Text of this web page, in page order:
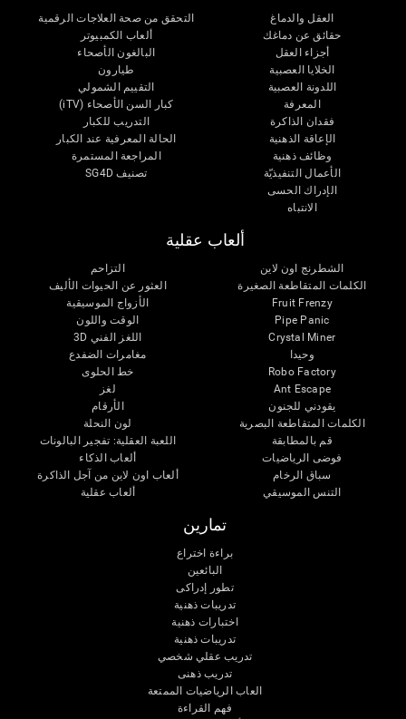
العقل والدماغ
حقائق عن دماغك
أجزاء العقل
الخلايا العصبية
اللدونة العصبية
المعرفة
فقدان الذاكرة
الإعاقة الذهنية
وظائف ذهنية
الأعمال التنفيذيّة
الإدراك الحسى
الانتباه
التحقق من صحة العلاجات الرقمية
ألعاب الكمبيوتر
البالغون الأصحاء
طيارون
التقييم الشمولي
كبار السن الأصحاء (iTV)
التدريب للكبار
الحالة المعرفية عند الكبار
المراجعة المستمرة
تصنيف SG4D
ألعاب عقلية
الشطرنج اون لاين
الكلمات المتقاطعة الصغيرة
Fruit Frenzy
Pipe Panic
Crystal Miner
وحيدا
Robo Factory
Ant Escape
يقودني للجنون
الكلمات المتقاطعة البصرية
قم بالمطابقة
فوضى الرياضيات
سباق الرخام
التنس الموسيقي
التزاحم
العثور عن الحيوات الأليف
الأزواج الموسيقية
الوقت واللون
اللغز الفني 3D
مغامرات الضفدع
خط الحلوى
لغز
الأرقام
لون النحلة
اللعبة العقلية: تفجير البالونات
ألعاب الذكاء
ألعاب اون لاين من آجل الذاكرة
ألعاب عقلية
تمارين
براءة اختراع
البائعين
تطور إدراكى
تدريبات ذهنية
اختبارات ذهنية
تدريبات ذهنية
تدريب عقلي شخصي
تدريب ذهنى
العاب الرياضيات الممتعة
فهم القراءة